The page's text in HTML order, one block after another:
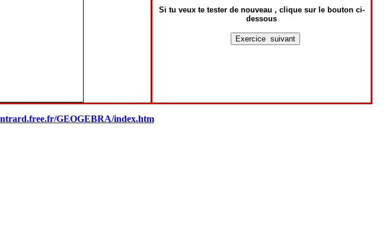
Si tu veux te tester de nouveau , clique sur le bouton ci-
dessous
GEOGEBRA/index.htm